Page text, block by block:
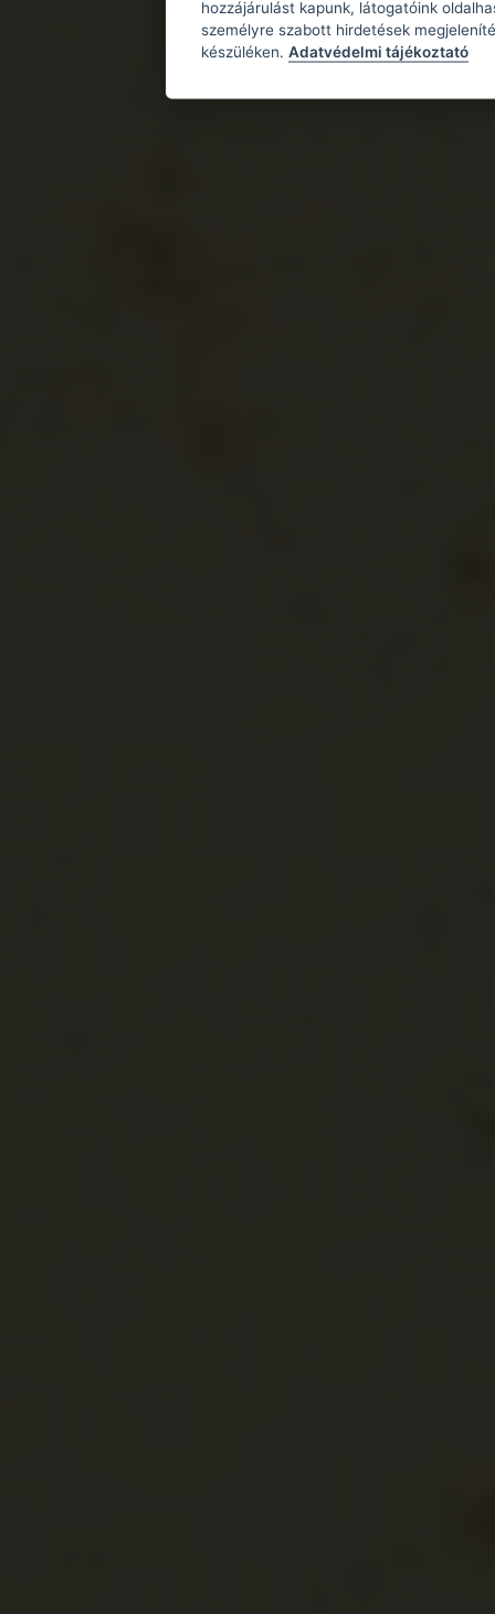
hozzájárulást kapunk, látogatóink
személyre szabott hirdetések
készüléken. Adatvédelmi tájékoztató